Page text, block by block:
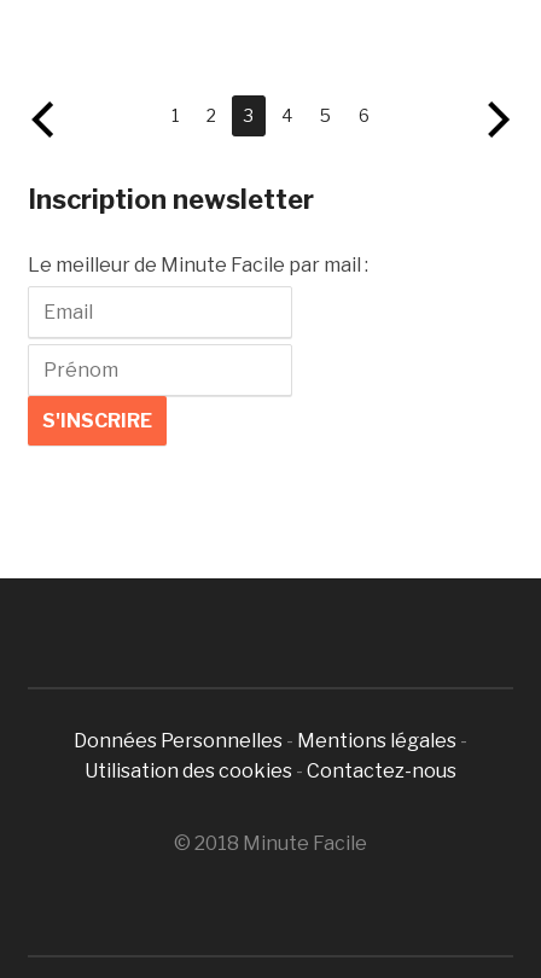
1 2 3 4 5 6
Inscription newsletter
Le meilleur de Minute Facile par mail :
Données Personnelles - Mentions légales -
Utilisation des cookies - Contactez-nous
© 2018 Minute Facile